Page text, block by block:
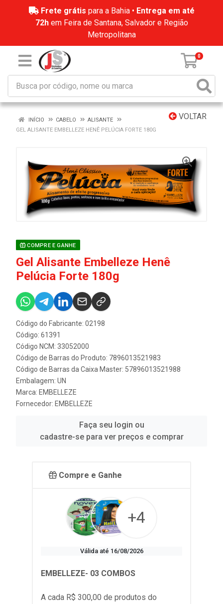
Frete grátis para a Bahia • Entrega em até
72hem Feira de Santana, Salvador e Região
Metropolitana
0
VOLTAR
INÍCIO CABELO
ALISANTE
GEL ALISANTE EMBELLEZE HENÊ PELÚCIA FORTE 180G
COMPRE E GANHE
Gel Alisante Embelleze Henê
Pelúcia Forte 180g
Código do Fabricante: 02198
Código: 61391
Código NCM: 33052000
Código de Barras do Produto: 7896013521983
Código de Barras da Caixa Master: 57896013521988
Embalagem: UN
Marca: EMBELLEZE
Fornecedor: EMBELLEZE
Faça seu login ou
cadastre-se para ver preços e comprar
Compre e Ganhe
+4
Válida até 16/08/2026
EMBELLEZE- 03 COMBOS
A cada R$ 300,00 de produtos do